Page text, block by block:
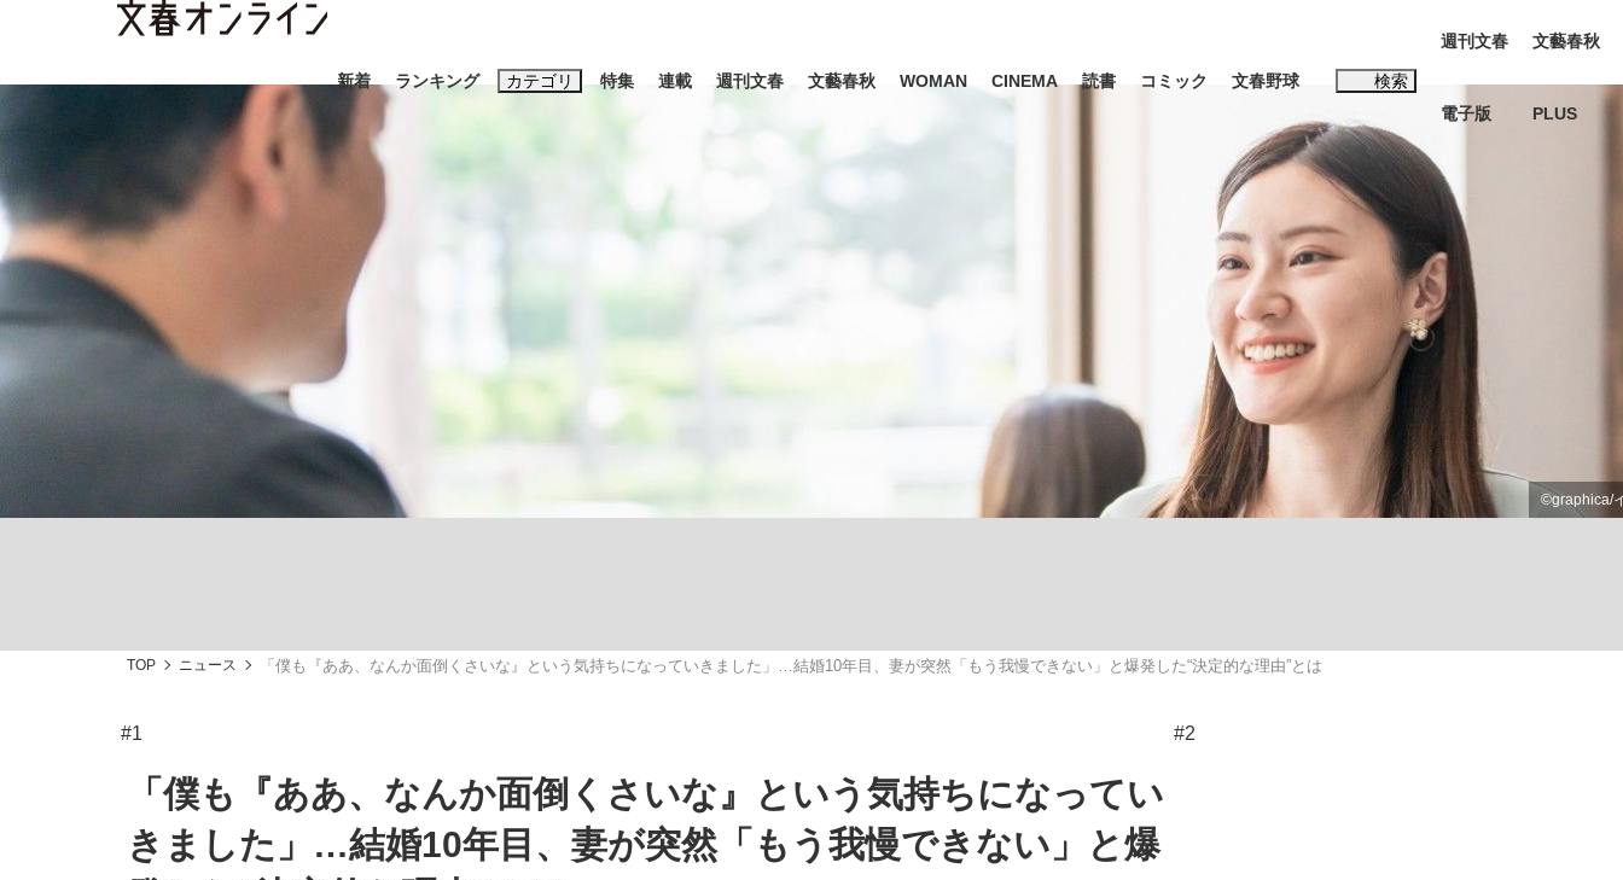
新着 ランキング カテゴリ
スクープ 読書
「90%は失敗する。でも…」本田圭佑が初めて明かした日本代表監督に... 「最悪の空気のまま解散」WBC日本代表“敗戦”の真実 選手が明かす...
特集
終戦から81年
連載 週刊文春 文藝春秋 WOMAN CINEMA 読書 コミック 文春野球 検索
おすすめのキーワードタグ一覧
#城彰二
週刊文春
電子版
文藝春秋
PLUS
TOP ニュース 「僕も『ああ、なんか面倒くさいな』という気持ちになっていきました」…結婚10年目、妻が突然「もう我慢できない」と爆発した“決定的な理由”とは
#1 #2
「僕も『ああ、なんか面倒くさいな』という気持ちになってい
きました」…結婚10年目、妻が突然「もう我慢できない」と爆